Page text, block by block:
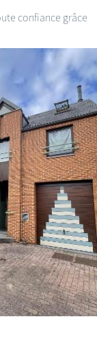
confiance grâce